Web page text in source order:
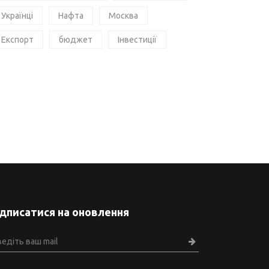
Українці Нафта Москва
Експорт бюджет Інвестиції
на оновлення